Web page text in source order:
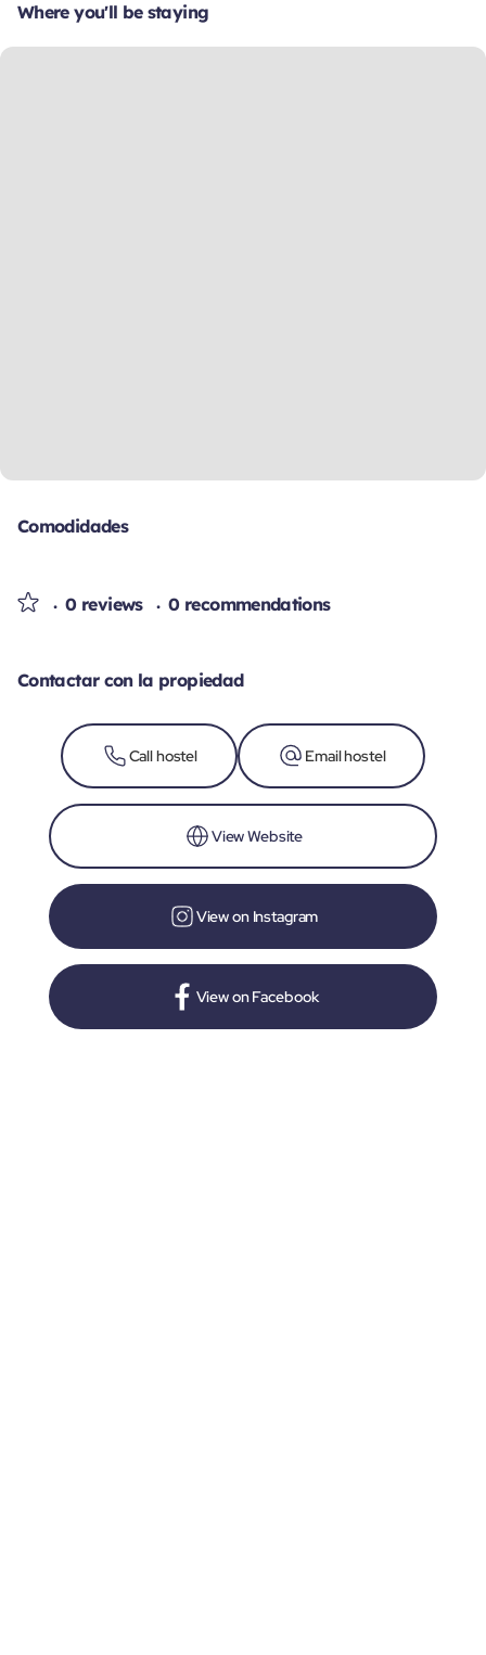
Where you'll be staying
Comodidades
0 reviews 0 recommendations
Contactar con la propiedad
Call hostel Email hostel
View Website
View on Instagram
View on Facebook